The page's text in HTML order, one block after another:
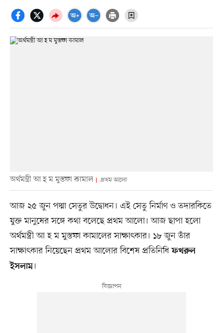
অর্থমন্ত্রী আ হ ম মুস্তফা কামাল প্রথম আলো
আজ ২৫ জুন পদ্মা সেতুর উদ্বোধন। এই সেতু নির্মাণ ও তদারকিতে
যুক্ত মানুষের সঙ্গে কথা বলেছে প্রথম আলো। আজ ছাপা হলো
অর্থমন্ত্রী আ হ ম মুস্তফা কামালের সাক্ষাৎকার। ১৮ জুন তাঁর
সাক্ষাৎকার নিয়েছেন প্রথম আলোর বিশেষ প্রতিনিধিফখরুল
ইসলাম।